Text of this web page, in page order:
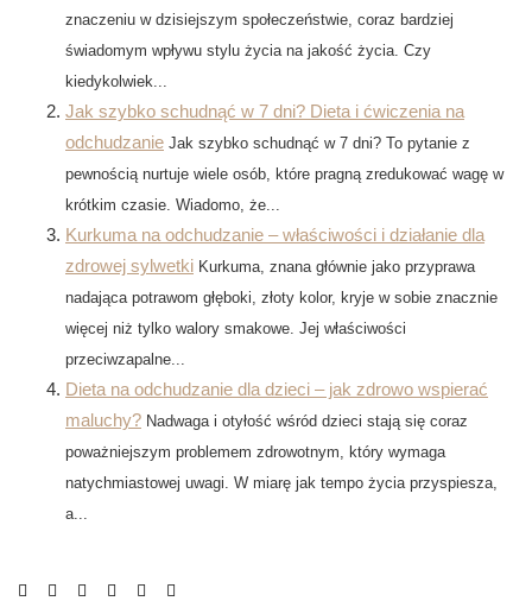
znaczeniu w dzisiejszym społeczeństwie, coraz bardziej
świadomym wpływu stylu życia na jakość życia. Czy
kiedykolwiek...
Jak szybko schudnąć w 7 dni? Dieta i ćwiczenia na
odchudzanie Jak szybko schudnąć w 7 dni? To pytanie z
pewnością nurtuje wiele osób, które pragną zredukować wagę w
krótkim czasie. Wiadomo, że...
Kurkuma na odchudzanie – właściwości i działanie dla
zdrowej sylwetki Kurkuma, znana głównie jako przyprawa
nadająca potrawom głęboki, złoty kolor, kryje w sobie znacznie
więcej niż tylko walory smakowe. Jej właściwości
przeciwzapalne...
Dieta na odchudzanie dla dzieci – jak zdrowo wspierać
maluchy? Nadwaga i otyłość wśród dzieci stają się coraz
poważniejszym problemem zdrowotnym, który wymaga
natychmiastowej uwagi. W miarę jak tempo życia przyspiesza,
a...